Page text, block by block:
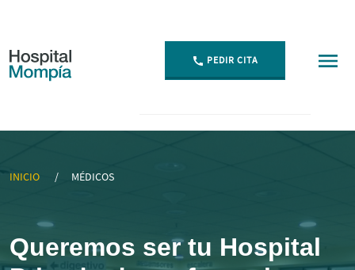
PEDIR CITA
INICIO MÉDICOS
Queremos ser tu Hospital